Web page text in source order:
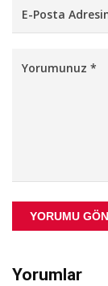
YORUMU
Yorumlar